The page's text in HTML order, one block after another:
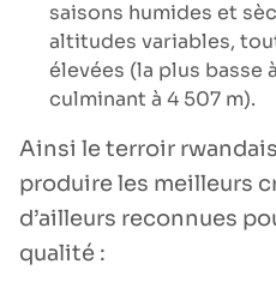
saisons humides et
altitudes variables,
élevées (la plus basse
culminant à 4 507 m).
Ainsi le terroir
produire les meilleurs
d’ailleurs reconnues
qualité :